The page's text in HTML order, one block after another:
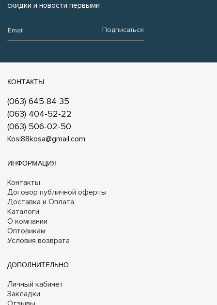
скидки и новости первыми
Подписаться
КОНТАКТЫ
(063) 645 84 35
(063) 404-52-22
(063) 506-02-50
Kosi88kosa@gmail.com
ИНФОРМАЦИЯ
Контакты
Договор публичной оферты
Доставка и Оплата
Каталоги
О компании
Оптовикам
Условия возврата
ДОПОЛНИТЕЛЬНО
Личный кабинет
Закладки